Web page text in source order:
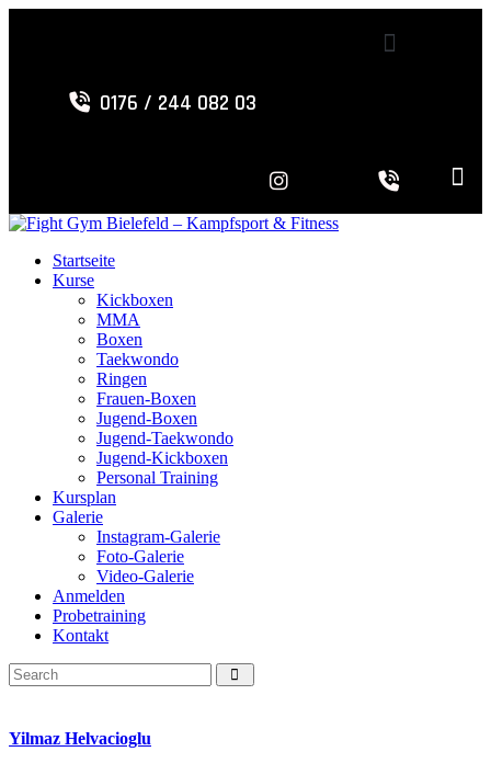
0176 / 244 082 03
Startseite
Kurse
Kickboxen
MMA
Boxen
Taekwondo
Ringen
Frauen-Boxen
Jugend-Boxen
Jugend-Taekwondo
Jugend-Kickboxen
Personal Training
Kursplan
Galerie
Instagram-Galerie
Foto-Galerie
Video-Galerie
Anmelden
Probetraining
Kontakt
Yilmaz Helvacioglu